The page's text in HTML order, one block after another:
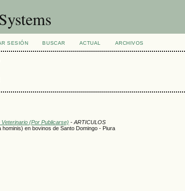
SESIÓN BUSCAR ACTUAL ARCHIVOS
(Por Publicarse) - ARTICULOS
en bovinos de Santo Domingo - Piura